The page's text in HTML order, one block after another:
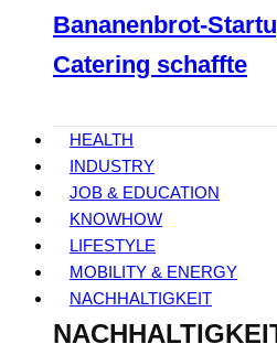
Bananenbrot-
Catering schaffte
HEALTH
INDUSTRY
JOB & EDUCATION
KNOWHOW
LIFESTYLE
MOBILITY & ENERGY
NACHHALTIGKEIT